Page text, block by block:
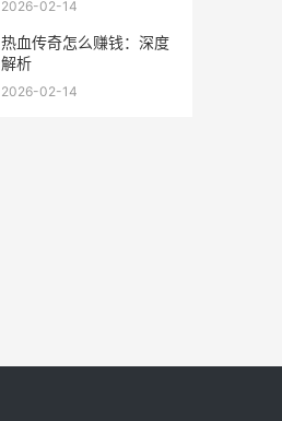
2026-02-14
热血传奇怎么赚钱：深度
解析
2026-02-14